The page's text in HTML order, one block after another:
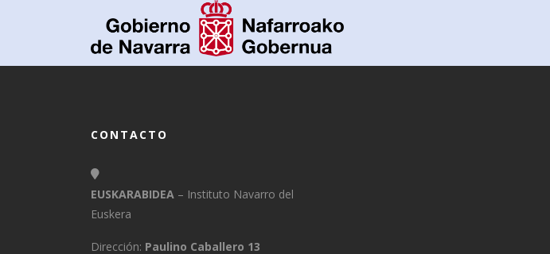
CONTACTO
EUSKARABIDEA – Instituto Navarro del
Euskera
Dirección: Paulino Caballero 13